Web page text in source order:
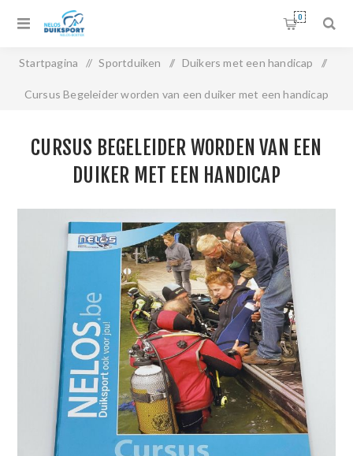
0
Startpagina / Sportduiken / Duikers met een handicap /
Cursus Begeleider worden van een duiker met een handicap
CURSUS BEGELEIDER WORDEN VAN EEN
DUIKER MET EEN HANDICAP